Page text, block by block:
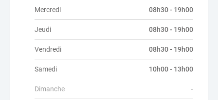
Mercredi 08h30 - 19h00
Jeudi 08h30 - 19h00
Vendredi 08h30 - 19h00
Samedi 10h00 - 13h00
Dimanche -